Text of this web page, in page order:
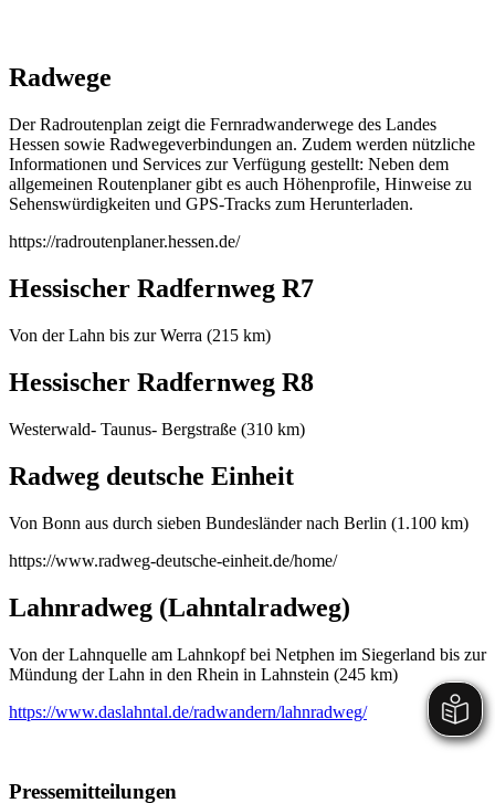
Radwege
Der Radroutenplan zeigt die Fernradwanderwege des Landes
Hessen sowie Radwegeverbindungen an. Zudem werden nützliche
Informationen und Services zur Verfügung gestellt: Neben dem
allgemeinen Routenplaner gibt es auch Höhenprofile, Hinweise zu
Sehenswürdigkeiten und GPS-Tracks zum Herunterladen.
https://radroutenplaner.hessen.de/
Hessischer Radfernweg R7
Von der Lahn bis zur Werra (215 km)
Hessischer Radfernweg R8
Westerwald- Taunus- Bergstraße (310 km)
Radweg deutsche Einheit
Von Bonn aus durch sieben Bundesländer nach Berlin (1.100 km)
https://www.radweg-deutsche-einheit.de/home/
Lahnradweg (Lahntalradweg)
Von der Lahnquelle am Lahnkopf bei Netphen im Siegerland bis zur
Mündung der Lahn in den Rhein in Lahnstein (245 km)
https://www.daslahntal.de/radwandern/lahnradweg/
Pressemitteilungen